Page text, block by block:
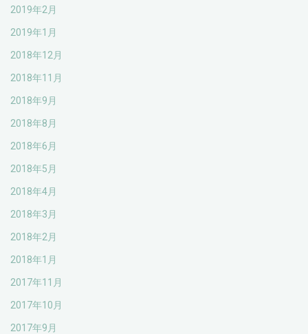
2019年2月
2019年1月
2018年12月
2018年11月
2018年9月
2018年8月
2018年6月
2018年5月
2018年4月
2018年3月
2018年2月
2018年1月
2017年11月
2017年10月
2017年9月